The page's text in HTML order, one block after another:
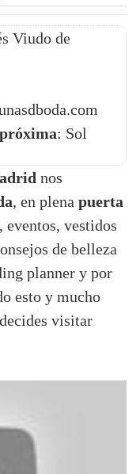
Viudo de
: Sol
nos
, en plena puerta
eventos, vestidos
de belleza
planner y por
esto y mucho
visitar